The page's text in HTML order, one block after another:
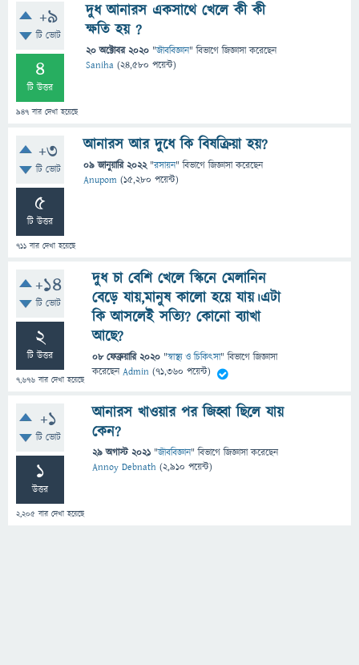
+9
টি ভোট
4
টি উত্তর
947 বার দেখা হয়েছে
দুধ আনারস একসাথে খেলে কী কী
ক্ষতি হয় ?
20 অক্টোবর 2020 "জীববিজ্ঞান" বিভাগে জিজ্ঞাসাকরেছেন
Saniha (24,580 পয়েন্ট)
+3
টি ভোট
5
টি উত্তর
711 বার দেখা হয়েছে
আনারস আর দুধে কি বিষক্রিয়া হয়?
09 জানুয়ারি 2022 "রসায়ন" বিভাগে জিজ্ঞাসাকরেছেন
Anupom (15,280 পয়েন্ট)
+14
টি ভোট
2
টি উত্তর
7,676 বার দেখা হয়েছে
দুধ চা বেশি খেলে স্কিনে মেলানিন
বেড়ে যায়,মানুষ কালো হয়ে যায়।এটা
কি আসলেই সত্যি? কোনো ব্যাখা
আছে?
08 ফেব্রুয়ারি 2020 "স্বাস্থ্য ও চিকিৎসা" বিভাগে জিজ্ঞাসা
করেছেনAdmin (71,360 পয়েন্ট)
+1
টি ভোট
1
উত্তর
2,205 বার দেখা হয়েছে
আনারস খাওয়ার পর জিহ্বা ছিলে যায়
কেন?
29 অগাস্ট 2021 "জীববিজ্ঞান" বিভাগে জিজ্ঞাসাকরেছেন
Annoy Debnath (2,910 পয়েন্ট)